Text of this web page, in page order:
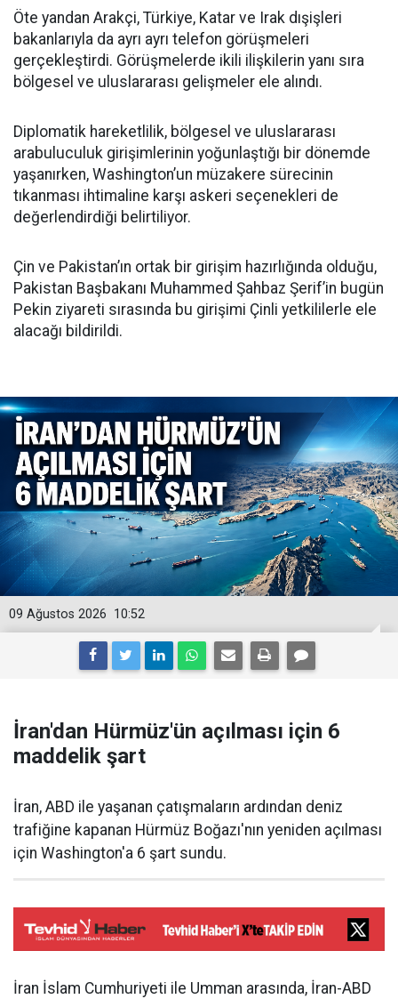
Öte yandan Arakçi, Türkiye, Katar ve Irak dışişleri
bakanlarıyla da ayrı ayrı telefon görüşmeleri
gerçekleştirdi. Görüşmelerde ikili ilişkilerin yanı sıra
bölgesel ve uluslararası gelişmeler ele alındı.
Diplomatik hareketlilik, bölgesel ve uluslararası
arabuluculuk girişimlerinin yoğunlaştığı bir dönemde
yaşanırken, Washington’un müzakere sürecinin
tıkanması ihtimaline karşı askeri seçenekleri de
değerlendirdiği belirtiliyor.
Çin ve Pakistan’ın ortak bir girişim hazırlığında olduğu,
Pakistan Başbakanı Muhammed Şahbaz Şerif’in bugün
Pekin ziyareti sırasında bu girişimi Çinli yetkililerle ele
alacağı bildirildi.
10:52
09 Ağustos 2026
İran'dan Hürmüz'ün açılması için 6
maddelik şart
İran, ABD ile yaşanan çatışmaların ardından deniz
trafiğine kapanan Hürmüz Boğazı'nın yeniden açılması
için Washington'a 6 şart sundu.
İran İslam Cumhuriyeti ile Umman arasında, İran-ABD